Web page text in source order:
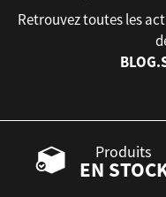
Retrouvez toutes les
Produits
EN